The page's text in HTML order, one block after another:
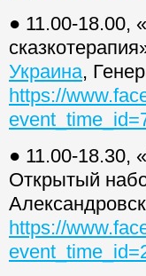
● 11.00-18.00,
Украина,
https://
● 11.00-18.30,
Открытый
https://